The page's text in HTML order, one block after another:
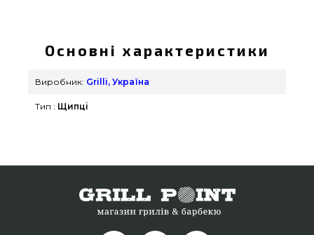
виробника Grilli, Україна за виправданою ціною
всего 1 290 грн. в каталозі інтернет магазину
грилів та барбекю Гриль Поінт. Привабливі
Напишіть нашим фахівцям по номеру (098) 333-
Основні характеристики
Виробник: Grilli, Україна
Тип : Щипці